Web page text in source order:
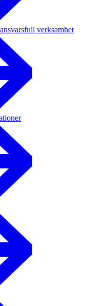
verksamhet